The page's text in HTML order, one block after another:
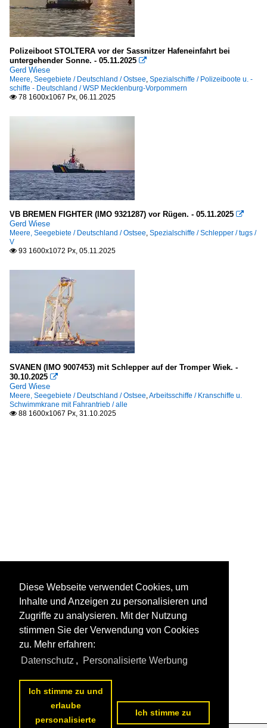
Polizeiboot STOLTERA vor der Sassnitzer Hafeneinfahrt bei
untergehender Sonne. - 05.11.2025 
Gerd Wiese
Meere, Seegebiete / Deutschland / Ostsee, Spezialschiffe / Polizeiboote u. -
schiffe - Deutschland / WSP Mecklenburg-Vorpommern
 78 1600x1067 Px, 06.11.2025
VB BREMEN FIGHTER (IMO 9321287) vor Rügen. - 05.11.2025 
Gerd Wiese
Meere, Seegebiete / Deutschland / Ostsee, Spezialschiffe / Schlepper / tugs /
V
 93 1600x1072 Px, 05.11.2025
SVANEN (IMO 9007453) mit Schlepper auf der Tromper Wiek. -
30.10.2025 
Gerd Wiese
Meere, Seegebiete / Deutschland / Ostsee,Arbeitsschiffe / Kranschiffe u.
Schwimmkrane mit Fahrantrieb / alle
 88 1600x1067 Px, 31.10.2025
Diese Webseite verwendet Cookies, um
Inhalte und Anzeigen zu personalisieren und
Zugriffe zu analysieren. Mit der Nutzung
stimmen Sie der Verwendung von Cookies
zu. Mehr erfahren:
Datenschutz , Personalisierte Werbung
Ich stimme zu und
erlaube
personalisierte
Ich stimme zu